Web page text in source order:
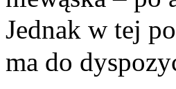
Jednak w tej
ma do